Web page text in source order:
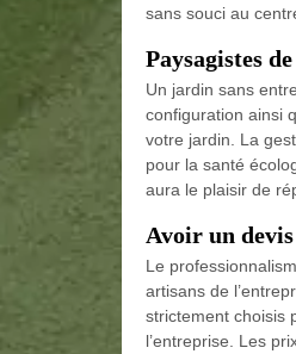
sans souci au
Paysagistes
Un jardin sans
configuration ainsi
votre jardin. La
pour la santé
aura le plaisir de
Avoir un
Le
artisans de
strictement choisis
l’entreprise. Les